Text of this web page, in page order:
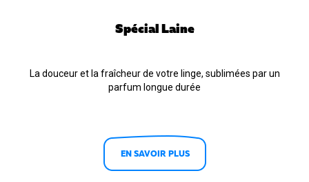
Spécial Laine
La douceur et la fraîcheur de votre linge, sublimées par un
parfum longue durée
EN SAVOIR PLUS